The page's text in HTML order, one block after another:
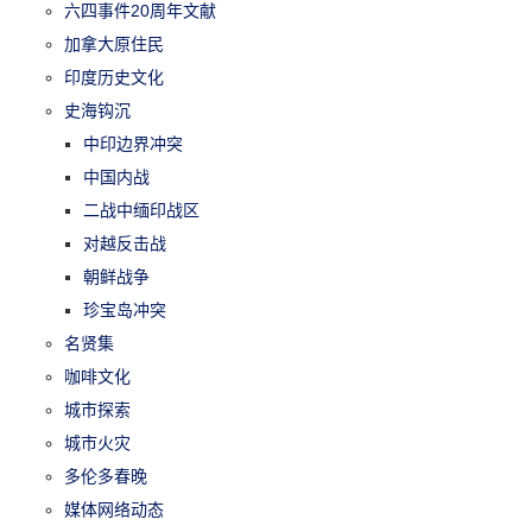
六四事件20周年文献
加拿大原住民
印度历史文化
史海钩沉
中印边界冲突
中国内战
二战中缅印战区
对越反击战
朝鲜战争
珍宝岛冲突
名贤集
咖啡文化
城市探索
城市火灾
多伦多春晚
媒体网络动态